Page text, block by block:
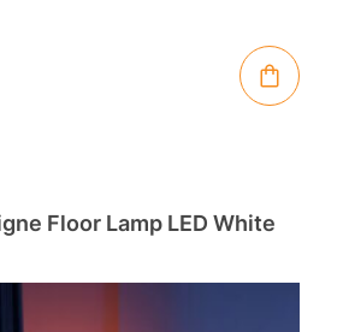
Floor Lamp LED White